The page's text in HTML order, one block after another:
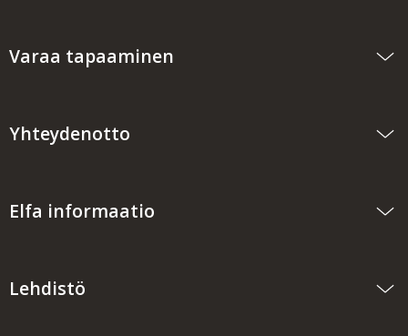
Varaa tapaaminen
Yhteydenotto
Elfa informaatio
Lehdistö